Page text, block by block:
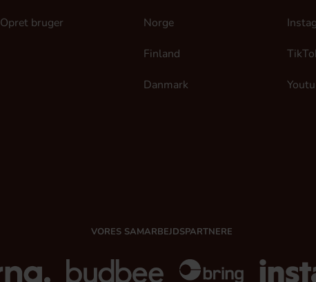
Opret bruger Norge
Finland
Danmark
VORES SAMARBEJDSPARTNERE